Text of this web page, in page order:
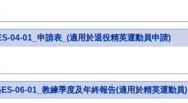
04-01_申請表_(適用於退役精英運動員申請)
06-01_教練季度及年終報告(適用於精英運動員)